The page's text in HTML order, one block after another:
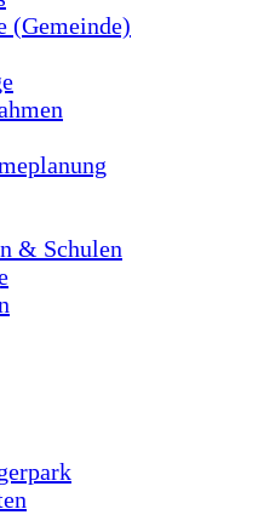
(Gemeinde)
& Schulen